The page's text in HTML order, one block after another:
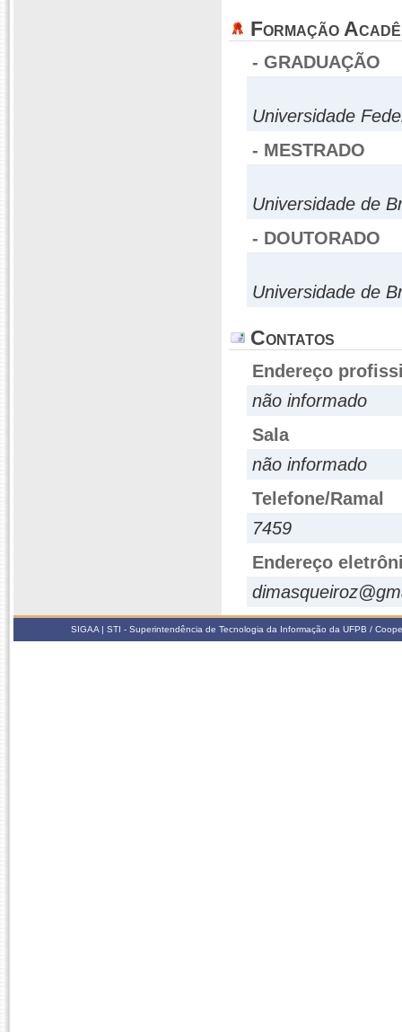
Formação
- GRADUAÇÃO
Universidade
- MESTRADO
Universidade de
- DOUTORADO
Universidade de
Contatos
Endereço
não informado
Sala
não informado
Telefone/Ramal
7459
Endereço
SIGAA | STI - Superintendência de Tecnologia da Informação da UFPB /